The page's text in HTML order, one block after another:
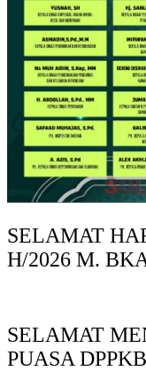
SELAMAT
H/2026 M.
SELAMAT
PUASA DPPKB